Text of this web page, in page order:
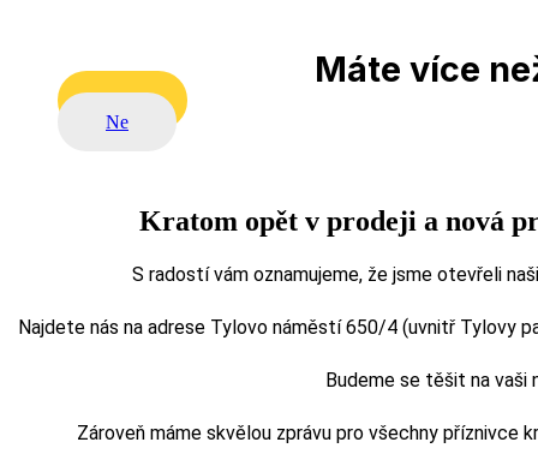
Máte více
Ne
Kratom opět v prodeji a nová
S radostí vám oznamujeme, že jsme otevřeli
Najdete nás na adrese Tylovo náměstí 650/4 (uvnitř Tylovy
Budeme se těšit na vaši
Zároveň máme skvělou zprávu pro všechny příznivce